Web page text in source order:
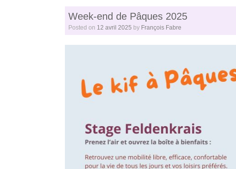
Week-end de Pâques 2025
Posted on 12 avril 2025 by François Fabre